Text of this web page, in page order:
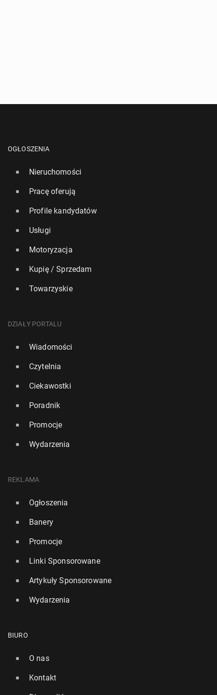
OGŁOSZENIA
Nieruchomości
Pracę oferują
Profile kandydatów
Usługi
Motoryzacja
Kupię / Sprzedam
Towarzyskie
DZIAŁY PORTALU
Wiadomości
Czytelnia
Ciekawostki
Poradnik
Promocje
Wydarzenia
REKLAMA
Ogłoszenia
Banery
Promocje
Linki Sponsorowane
Artykuły Sponsorowane
Wydarzenia
BIURO
O nas
Kontakt